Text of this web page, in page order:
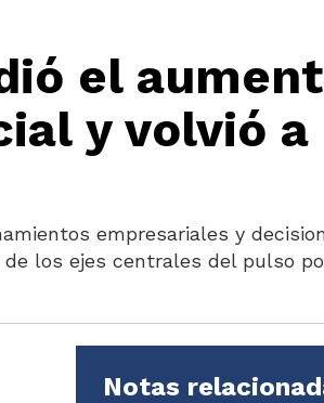
el
y volvió a
empresariales y
de los ejes centrales del pulso
Notas